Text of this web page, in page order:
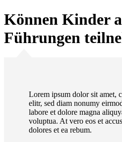
Können Kinder
Führungen
Lorem ipsum dolor sit amet,
elitr, sed diam nonumy
labore et dolore magna
voluptua. At vero eos et
dolores et ea rebum.